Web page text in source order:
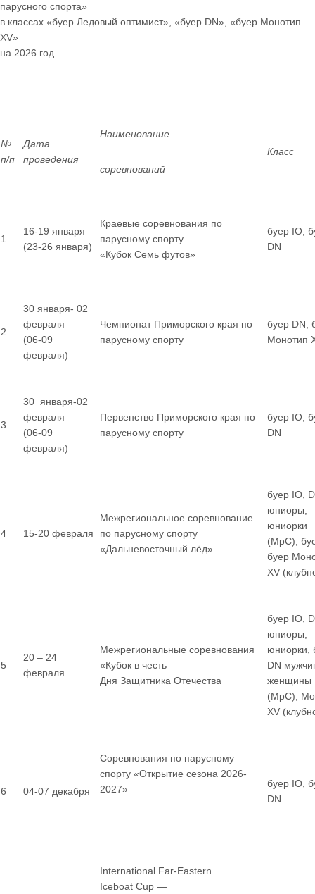
парусного спорта»
в классах «буер Ледовый оптимист», «буер DN», «буер Монотип
XV»
на 2026 год
№
п/п
Дата
проведения
Наименование
соревнований
Класс
1
16-19 января
(23-26 января)
Краевые соревнования по
парусному спорту
«Кубок Семь футов»
буер IO,
DN
2
30 января- 02
февраля
(06-09
февраля)
Чемпионат Приморского края по
парусному спорту
буер DN,
Монотип
3
30 января-02
февраля
(06-09
февраля)
Первенство Приморского края по
парусному спорту
буер IO,
DN
4 15-20 февраля
Межрегиональное соревнование
по парусному спорту
«Дальневосточный лёд»
буер IO,
юниоры,
юниорки
(МрС),
буер
XV
5
20 – 24
февраля
Межрегиональные соревнования
«Кубок в честь
Дня Защитника Отечества
буер IO,
юниоры,
юниорки,
DN
женщины
(МрС),
XV
6 04-07 декабря
Соревнования по парусному
спорту «Открытие сезона 2026-
2027»
буер IO,
DN
International Far-Eastern
Iceboat Cup —